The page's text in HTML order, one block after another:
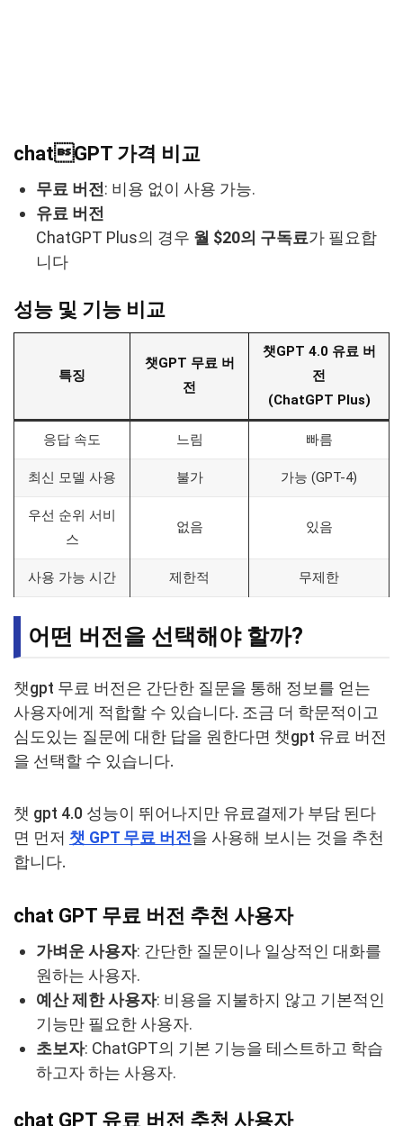
chatGPT 가격 비교
무료 버전 : 비용 없이 사용 가능.
유료 버전
ChatGPT Plus의 경우 월 $20의 구독료가 필요합
니다
성능 및 기능 비교
특징
챗GPT 무료 버
전
챗GPT 4.0 유료 버
전
(ChatGPT Plus)
응답 속도 느림 빠름
최신 모델 사용 불가 가능 (GPT-4)
우선 순위 서비
스
없음 있음
사용 가능 시간 제한적 무제한
어떤 버전을 선택해야 할까?
챗gpt 무료 버전은 간단한 질문을 통해 정보를 얻는
사용자에게 적합할 수 있습니다. 조금 더 학문적이고
심도있는 질문에 대한 답을 원한다면 챗gpt 유료 버전
을 선택할 수 있습니다.
챗 gpt 4.0 성능이 뛰어나지만 유료결제가 부담 된다
면 먼저 챗 GPT 무료 버전을 사용해 보시는 것을 추천
합니다.
chat GPT 무료 버전 추천 사용자
가벼운 사용자: 간단한 질문이나 일상적인 대화를
원하는 사용자.
예산 제한 사용자: 비용을 지불하지 않고 기본적인
기능만 필요한 사용자.
초보자: ChatGPT의 기본 기능을 테스트하고 학습
하고자 하는 사용자.
chat GPT 유료 버전 추천 사용자